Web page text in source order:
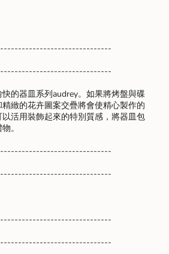
的器皿系列audrey。如果將烤盤與碟
緻的花卉圖案交疊將會使精心製作的
活用裝飾起來的特別質感，將器皿包
。